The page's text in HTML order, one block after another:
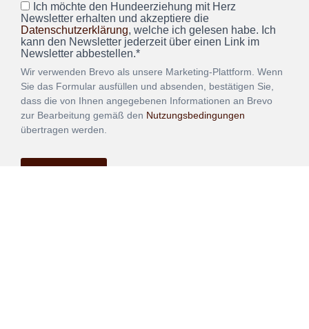
Ich möchte den Hundeerziehung mit Herz
Newsletter erhalten und akzeptiere die
Datenschutzerklärung, welche ich gelesen habe. Ich
kann den Newsletter jederzeit über einen Link im
Newsletter abbestellen.*
Wir verwenden Brevo als unsere Marketing-Plattform. Wenn
Sie das Formular ausfüllen und absenden, bestätigen Sie,
dass die von Ihnen angegebenen Informationen an Brevo
zur Bearbeitung gemäß den Nutzungsbedingungen
übertragen werden.